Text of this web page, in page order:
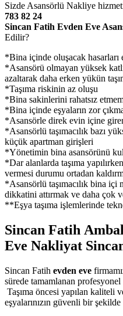
Sizde Asansörlü Nakliye
783 82 24
Sincan Fatih Evden Eve
Edilir?
*Bina içinde oluşacak
*Asansörü olmayan yüksek
azaltarak daha erken yükün
*Taşıma riskinin az oluşu
*Bina sakinlerini rahatsız
*Bina içinde eşyaların zor
*Asansörle direk evin içine
*Asansörlü taşımacılık bazı
küçük apartman girişleri
*Yönetimin bina asansörünü
*Dar alanlarda taşıma
vermesi durumu ortadan
*Asansörlü taşımacılık bina içi
dikkatini attırmak ve daha çok
**Eşya taşıma işlemlerinde
Sincan Fatih
Eve Nakliyat
Sincan Fatih evden eve
sürede tamamlanan profesyonel
Taşıma öncesi yapılan kaliteli
eşyalarınızın güvenli bir şekilde